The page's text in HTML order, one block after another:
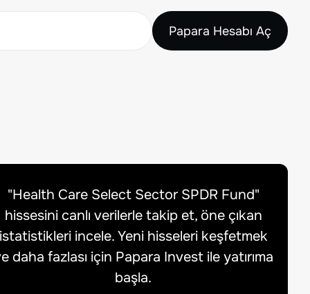
Papara Hesabı Aç
"Health Care Select Sector SPDR Fund"
hissesini canlı verilerle takip et, öne çıkan
incele. Yeni hisseleri keşfetmek
daha fazlası için Papara Invest ile yatırıma
başla.